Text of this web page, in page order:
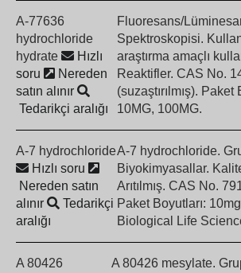
A-77636
hydrochloride
hydrate
Hızlı
soru
Nereden
satın alınır
Tedarikçi aralığı
Fluoresans/
Spektroskopisi.
araştırma amaçlı
Reaktifler. CAS No.
(suzaştırılmış). Paket
10MG, 100MG.
A-7 hydrochloride
Hızlı soru
Nereden satın
alınır
Tedarikçi
aralığı
A-7 hydrochloride.
Biyokimyasallar.
Arıtılmış. CAS No.
Paket Boyutları:
Biological Life
A 80426
A 80426 mesylate.